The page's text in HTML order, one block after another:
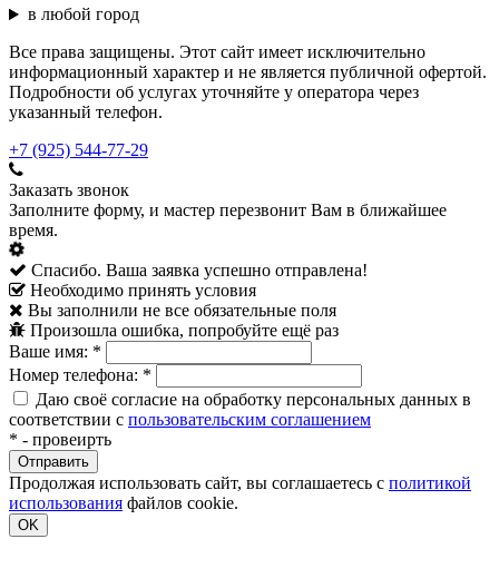
в любой город
Все права защищены. Этот сайт имеет исключительно
информационный характер и не является публичной офертой.
Подробности об услугах уточняйте у оператора через
указанный телефон.
+7 (925) 544-77-29
Заказать звонок
Заполните форму, и мастер перезвонит Вам в ближайшее
время.
Спасибо. Ваша заявка успешно отправлена!
Необходимо принять условия
Вы заполнили не все обязательные поля
Произошла ошибка, попробуйте ещё раз
Ваше имя: *
Номер телефона: *
Даю своё согласие на обработку персональных данных в
соответствии с пользовательским соглашением
* - провеирть
Продолжая использовать сайт, вы соглашаетесь с политикой
использования файлов cookie.
OK